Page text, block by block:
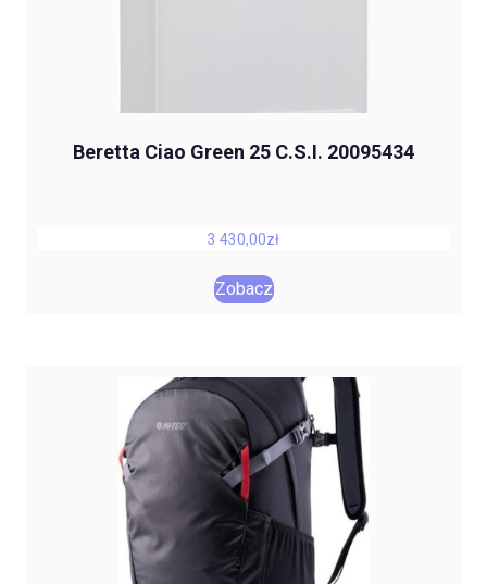
Beretta Ciao Green 25 C.S.I. 20095434
3 430,00zł
Zobacz